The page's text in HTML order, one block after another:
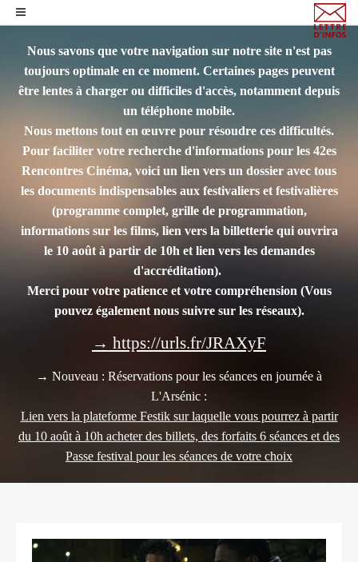
Nous savons que votre navigation sur notre site n'est pas
toujours optimale en ce moment. Certaines pages peuvent
être lentes à charger ou difficiles d'accès, notamment depuis
un téléphone mobile.
Nous mettons tout en œuvre pour résoudre ces difficultés.
Pour faciliter votre recherche d'informations pour les 42es
Rencontres Cinéma, voici un lien vers un dossier avec tous
les documents indispensables aux festivaliers et festivalières
(programme complet, grille de programmation,
informations sur les films, lien vers la billetterie qui ouvrira
le 10 août à partir de 10h et lien vers les demandes
d'accréditation).
Merci pour votre patience et votre compréhension (Vous
pouvez également nous suivre sur les réseaux).
→ https://urls.fr/JRAXyF
→ Nouveau : Réservations pour les séances en journée à
L'Arsénic :
Lien vers la plateforme Festik sur laquelle vous pourrez à partir
du 10 août à 10h acheter des billets, des forfaits 6 séances et des
Passe festival pour les séances de votre choix